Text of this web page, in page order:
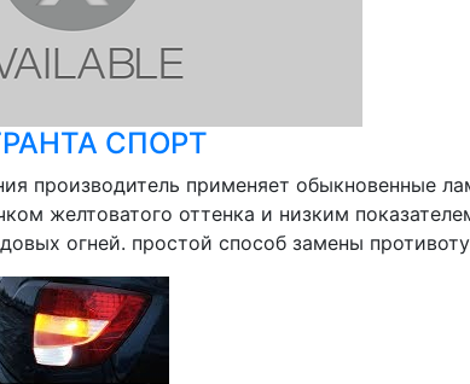
СПОРТ
производитель применяет обыкновенные
желтоватого оттенка и низким
огней. простой способ замены